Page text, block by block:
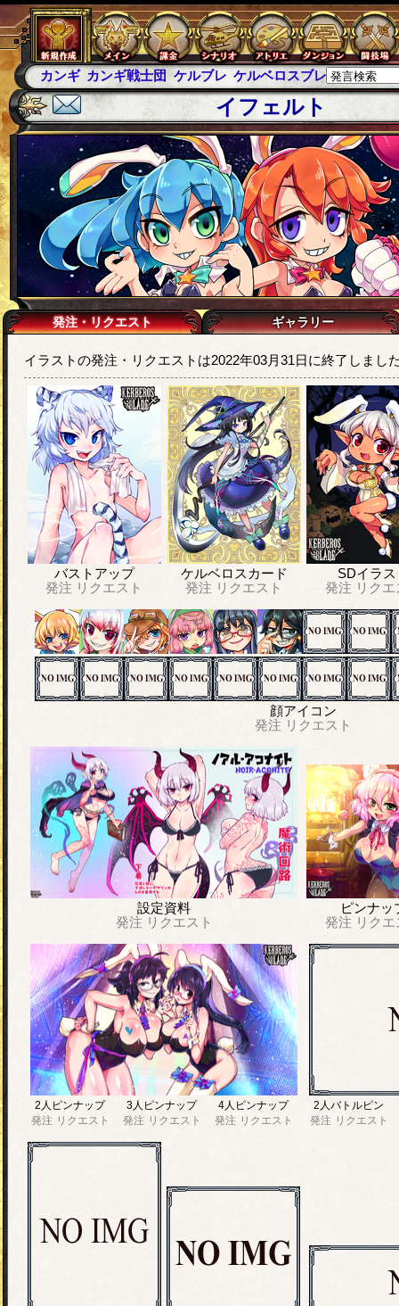
カンギ カンギ戦士団 ケルブレ ケルベロスブレイド スパ
イフェルト
発注・リクエスト ギャラリー
イラストの発注・リクエストは2022年03月31日に終了しまし
バストアップ
発注 リクエスト
ケルベロスカード
発注 リクエスト
SDイラス
発注 リク
顔アイコン
発注 リクエスト
設定資料
発注 リクエスト
ピンナッ
発注 リク
2人ピンナップ
発注 リクエスト
3人ピンナップ
発注 リクエスト
4人ピンナップ
発注 リクエスト
2人バトルピン
発注 リクエスト